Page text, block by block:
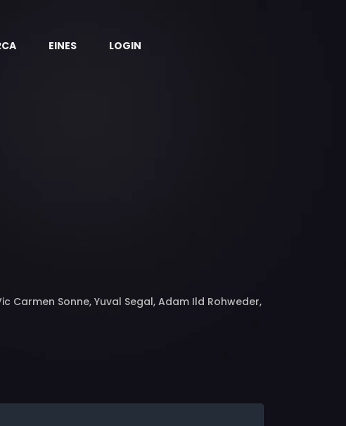
EINES LOGIN
Carmen Sonne, Yuval Segal, Adam Ild Rohweder,
Rankenberg Frey, Michiel de Jong, Adam
Begütay Temurhan, Adem Ekim, Ertuğrul